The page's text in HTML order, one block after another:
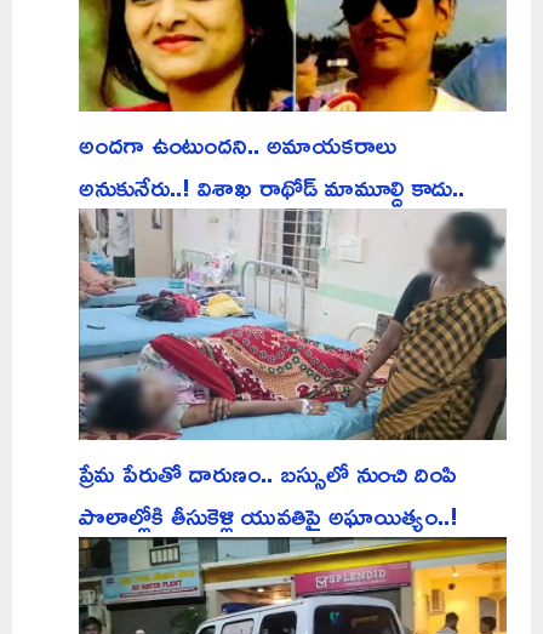
అందగా ఉంటుందని.. అమాయకరాలు
అనుకునేరు..! విశాఖ రాథోడ్ మామూల్ది కాదు..
ప్రేమ పేరుతో దారుణం.. బస్సులో నుంచి దింపి
పొలాల్లోకి తీసుకెళ్లి యువతిపై అఘాయిత్యం..!